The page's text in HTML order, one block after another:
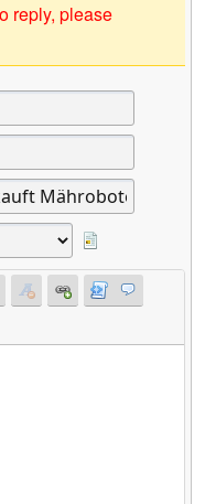
reply, please